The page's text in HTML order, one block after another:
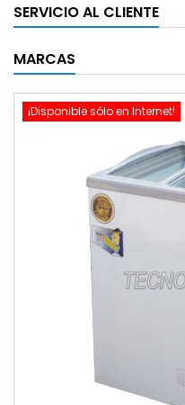
SERVICIO AL CLIENTE
MARCAS
¡Disponible sólo en Internet!